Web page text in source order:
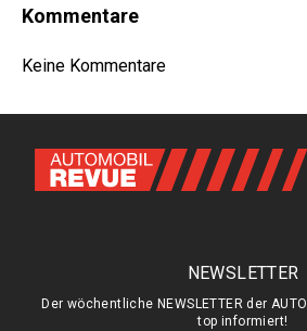
Kommentare
Keine Kommentare
NEWSLETTER
Der wöchentliche NEWSLETTER der
top informiert!